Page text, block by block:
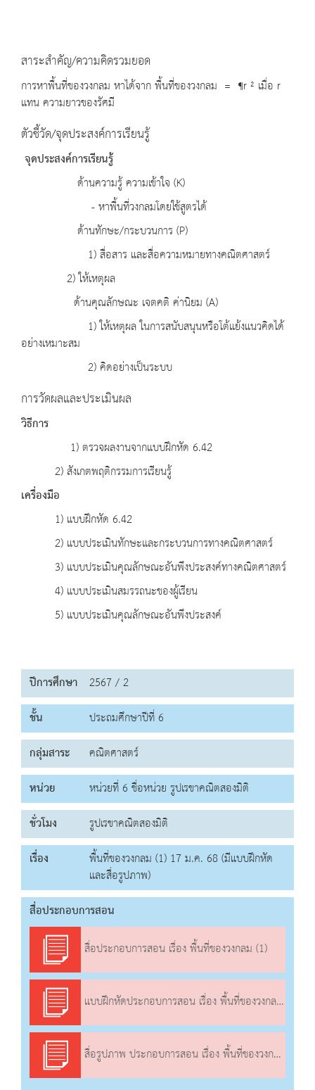
สาระสำคัญ/ความคิดรวมยอด
การหาพื้นที่ของวงกลม หาได้จาก พื้นที่ของวงกลม = ¶r ² เมื่อ r
แทน ความยาวของรัศมี
ตัวชี้วัด/จุดประสงค์การเรียนรู้
จุดประสงค์การเรียนรู้
ด้านความรู้ ความเข้าใจ (K)
- หาพื้นที่วงกลมโดยใช้สูตรได้
ด้านทักษะ/กระบวนการ (P)
1) สื่อสาร และสื่อความหมายทางคณิตศาสตร์
2) ให้เหตุผล
ด้านคุณลักษณะ เจตคติ ค่านิยม (A)
1) ให้เหตุผล ในการสนับสนุนหรือโต้แย้งแนวคิดได้
อย่างเหมาะสม
2) คิดอย่างเป็นระบบ
การวัดผลและประเมินผล
วิธีการ
1) ตรวจผลงานจากแบบฝึกหัด 6.42
2) สังเกตพฤติกรรมการเรียนรู้
เครื่องมือ
1) แบบฝึกหัด 6.42
2) แบบประเมินทักษะและกระบวนการทางคณิตศาสตร์
3) แบบประเมินคุณลักษณะอันพึงประสงค์ทางคณิตศาสตร์
4) แบบประเมินสมรรถนะของผู้เรียน
5) แบบประเมินคุณลักษณะอันพึงประสงค์
ปีการศึกษา 2567 / 2
ชั้น
ประถมศึกษาปีที่ 6
กลุ่มสาระ
คณิตศาสตร์
หน่วย
หน่วยที่ 6 ชื่อหน่วย รูปเรขาคณิตสองมิติ
ชั่วโมง
รูปเรขาคณิตสองมิติ
เรื่อง
พื้นที่ของวงกลม (1) 17 ม.ค. 68 (มีแบบฝึกหัด
และสื่อรูปภาพ)
สื่อประกอบการสอน
สื่อประกอบการสอน เรื่อง พื้นที่ของวงกลม (1)
แบบฝึกหัดประกอบการสอน เรื่อง พื้นที่ของวงกลม (1)
สื่อรูปภาพ ประกอบการสอน เรื่อง พื้นที่ของวงกลม (1)